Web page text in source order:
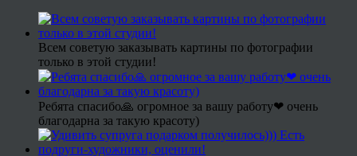
Всем советую заказывать картины по фотографии
только в этой студии!
Ребята спасибо🙏 огромное за вашу работу❤ очень
благодарна за такую красоту)